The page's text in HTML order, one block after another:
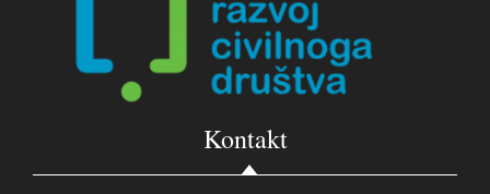
Kontakt